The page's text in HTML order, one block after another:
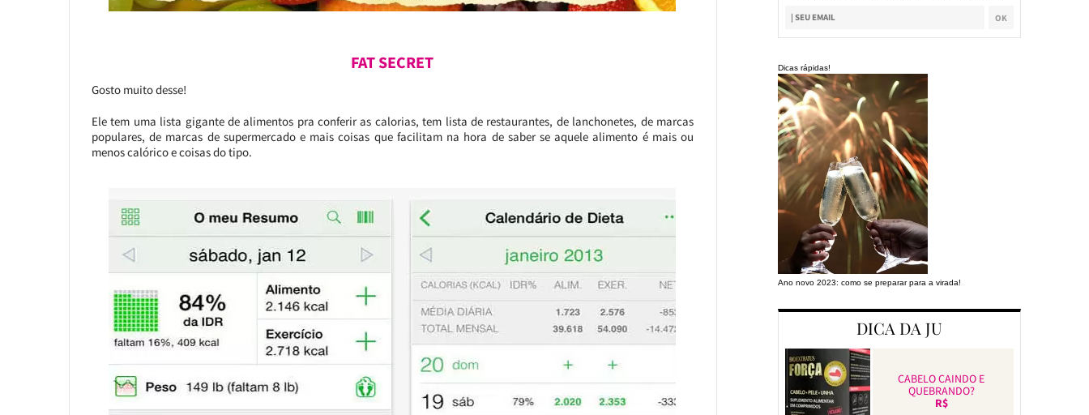
FAT SECRET
Gosto muito desse!
Ele tem uma lista gigante de alimentos pra conferir as calorias, tem lista de restaurantes, de lanchonetes, de marcas
populares, de marcas de supermercado e mais coisas que facilitam na hora de saber se aquele alimento é mais ou
menos calórico e coisas do tipo.
Dicas rápidas!
Ano novo 2023: como se preparar para a virada!
DICA DA JU
CABELO CAINDO E
QUEBRANDO?
R$